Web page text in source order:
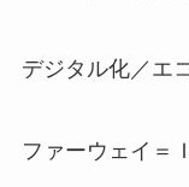
デジタル化／エ
ファーウェイ＝